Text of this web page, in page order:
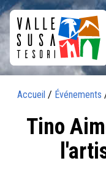
Accueil / Événements
Tino